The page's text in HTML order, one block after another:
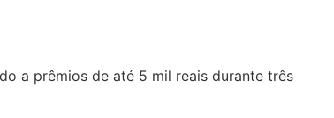
a prêmios de até 5 mil reais durante três